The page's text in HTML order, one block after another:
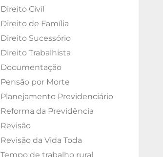
Direito Civíl
Direito de Família
Direito Sucessório
Direito Trabalhista
Documentação
Pensão por Morte
Planejamento Previdenciário
Reforma da Previdência
Revisão
Revisão da Vida Toda
Tempo de trabalho rural